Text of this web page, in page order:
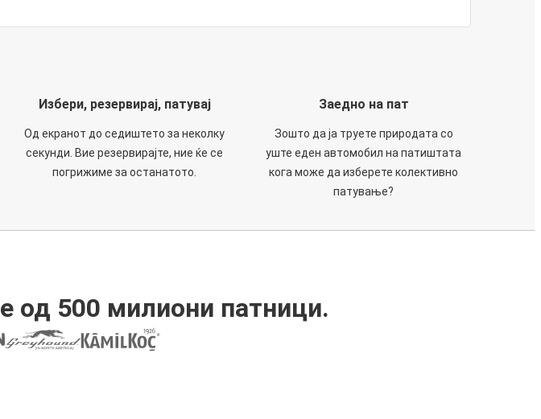
Избери, резервирај, патувај
Од екранот до седиштето за неколку
секунди. Вие резервирајте, ние ќе се
погрижиме за останатото.
Заедно на пат
Зошто да ја труете природата со
уште еден автомобил на патиштата
кога може да изберете колективно
патување?
од 500 милиони патници.